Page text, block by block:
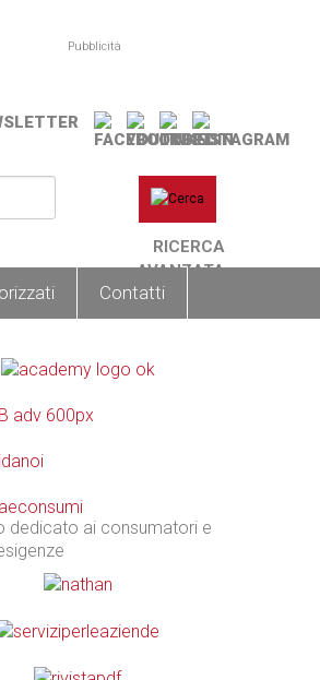
Pubblicità
RICERCA
AVANZATA
Contatti
dedicato ai consumatori e